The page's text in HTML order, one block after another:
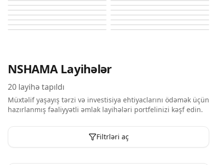
Address Grand Downtown Address Grand Downtown
Address Grand Downtown Address Grand Downtown
Address Grand Downtown Address Grand Downtown
Address Grand Downtown Address Grand Downtown
Address Grand Downtown Address Grand Downtown
Address Grand Downtown Address Grand Downtown
Address Grand Downtown Address Grand Downtown
NSHAMA Layihələr
20 layihə tapıldı
Müxtəlif yaşayış tərzi və investisiya ehtiyaclarını ödəmək üçün
hazırlanmış fəaliyyətli əmlak layihələri portfelinizi kəşf edin.
Filtrləri aç